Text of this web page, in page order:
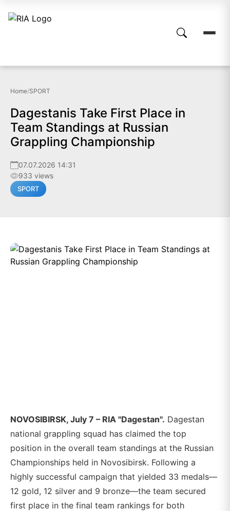
Home/SPORT
Dagestanis Take First Place in
Team Standings at Russian
Grappling Championship
07.07.2026 14:31
933 views
SPORT
NOVOSIBIRSK, July 7 – RIA "Dagestan". Dagestan
national grappling squad has claimed the top
position in the overall team standings at the Russian
Championships held in Novosibirsk. Following a
highly successful campaign that yielded 33 medals—
12 gold, 12 silver and 9 bronze—the team secured
first place in the final team rankings for both